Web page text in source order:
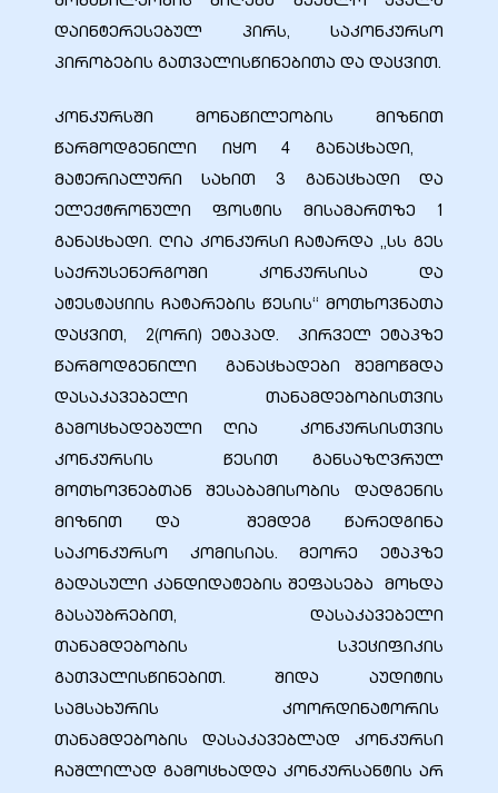
დაინტერესებულ პირს, საკონკურსო
პირობების გათვალისწინებითა და დაცვით.
კონკურსში მონაწილეობის მიზნით
წარმოდგენილი იყო 4 განაცხადი,
მატერიალური სახით 3 განაცხადი და
ელექტრონული ფოსტის მისამართზე 1
განაცხადი. ღია კონკურსი ჩატარდა „სს გეს
საქრუსენერგოში კონკურსისა და
ატესტაციის ჩატარების წესის“ მოთხოვნათა
დაცვით, 2(ორი) ეტაპად. პირველ ეტაპზე
წარმოდგენილი განაცხადები შემოწმდა
დასაკავებელი თანამდებობისთვის
გამოცხადებული ღია კონკურსისთვის
კონკურსის წესით განსაზღვრულ
მოთხოვნებთან შესაბამისობის დადგენის
მიზნით და შემდეგ წარედგინა
საკონკურსო კომისიას. მეორე ეტაპზე
გადასული კანდიდატების შეფასება მოხდა
გასაუბრებით, დასაკავებელი
თანამდებობის სპეციფიკის
გათვალისწინებით. შიდა აუდიტის
სამსახურის კოორდინატორის
თანამდებობის დასაკავებლად კონკურსი
ჩაშლილად გამოცხადდა კონკურსანტის არ